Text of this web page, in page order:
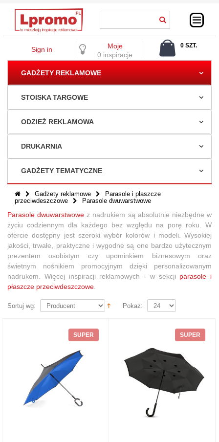
Sign in
Moje
0 inspiracje
0 SZT.
GADŻETY REKLAMOWE
STOISKA TARGOWE
ODZIEŻ REKLAMOWA
DRUKARNIA
GADŻETY TEMATYCZNE
Gadżety reklamowe
Parasole i płaszcze
przeciwdeszczowe
Parasole dwuwarstwowe
Parasole dwuwarstwowe z nadrukiem są absolutnie niezbędne w
życiu codziennym dla każdego bez względu na porę roku. W
ofercie dostępny jest szeroki wybór kolorów i modeli. Wysokiej
jakości, trwałe, praktyczne i wygodne są one bardzo użytecznym
prezentem osobistym czy upominkiem biznesowym oraz
świetnym nośnikiem promocyjnym dzięki personalizowanym
nadrukom. Więcej inspiracji reklamowych - w sekcji parasole i
płaszcze przeciwdeszczowe
Sortuj wg: Pokaż:
SUPER SUPER